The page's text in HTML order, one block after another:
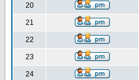
20
21
22
23
24